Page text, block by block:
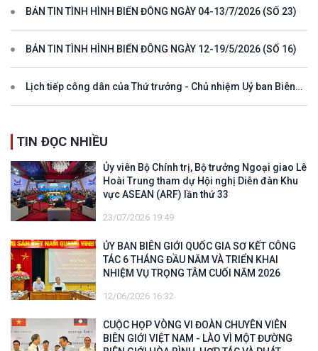
BẢN TIN TÌNH HÌNH BIỂN ĐÔNG NGÀY 04-13/7/2026 (SỐ 23)
BẢN TIN TÌNH HÌNH BIỂN ĐÔNG NGÀY 12-19/5/2026 (SỐ 16)
Lịch tiếp công dân của Thứ trưởng - Chủ nhiệm Uỷ ban Biên
TIN ĐỌC NHIỀU
Ủy viên Bộ Chính trị, Bộ trưởng Ngoại giao Lê
Hoài Trung tham dự Hội nghị Diễn đàn Khu
vực ASEAN (ARF) lần thứ 33
23/07/2026 19:49
ỦY BAN BIÊN GIỚI QUỐC GIA SƠ KẾT CÔNG
TÁC 6 THÁNG ĐẦU NĂM VÀ TRIỂN KHAI
NHIỆM VỤ TRỌNG TÂM CUỐI NĂM 2026
12/06/2026 16:32
CUỘC HỌP VÒNG VI ĐOÀN CHUYÊN VIÊN
BIÊN GIỚI VIỆT NAM - LÀO VÌ MỘT ĐƯỜNG